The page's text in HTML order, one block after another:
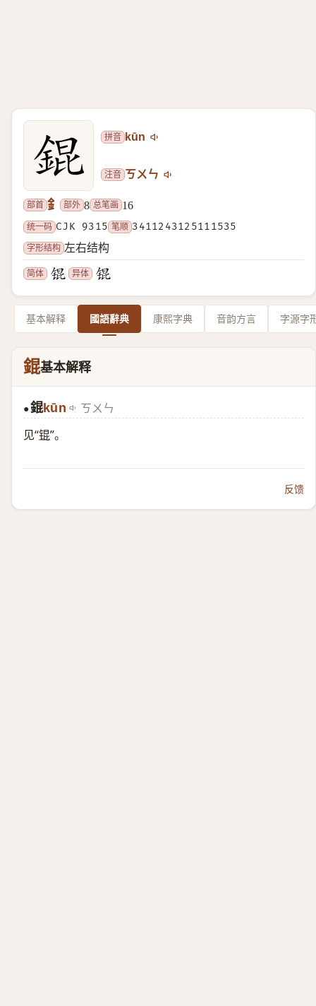
拼音 kūn
注音 ㄎㄨㄣ
部首 釒 部外 8 总笔画 16
统一码 CJK 9315 笔顺 3411243125111535
字形结构 左右结构
简体 异体
基本解释 國語辭典 康熙字典 音韵方言 字源字
錕基本解释
●錕kūn ㄎㄨㄣ
见“锟”。
反馈